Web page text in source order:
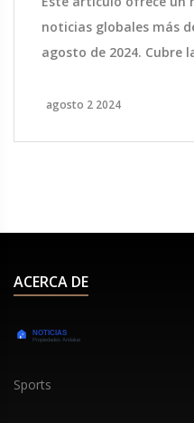
noticias globales más
agosto de 2024. Cubre
Oriente, las noticias
agosto 2 2024
ACERCA DE
Sports